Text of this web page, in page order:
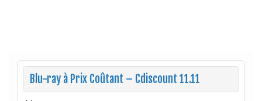
Blu-ray à Prix Coûtant – Cdiscount 11.11